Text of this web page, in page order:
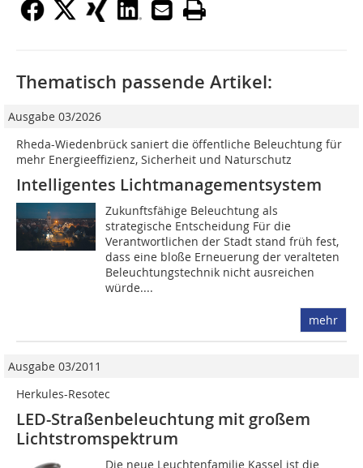
Thematisch passende Artikel:
Ausgabe 03/2026
Rheda-Wiedenbrück saniert die öffentliche Beleuchtung für
mehr ­Energieeffizienz, Sicherheit und Naturschutz
Intelligentes Lichtmanagementsystem
Zukunftsfähige Beleuchtung als
strategische Entscheidung Für die
Verantwortlichen der Stadt stand früh fest,
dass eine bloße Erneuerung der veralteten
Beleuchtungstechnik nicht ausreichen
würde....
mehr
Ausgabe 03/2011
Herkules-Resotec
LED-Straßenbeleuchtung mit großem
Lichtstromspektrum
Die neue Leuchtenfamilie Kassel ist die